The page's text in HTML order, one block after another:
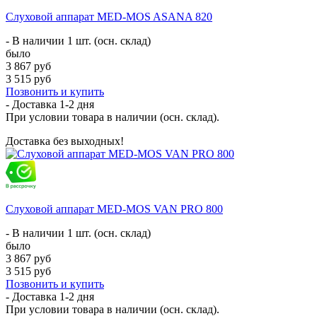
Слуховой аппарат MED-MOS ASANA 820
- В наличии 1 шт. (осн. склад)
было
3 867 руб
3 515 руб
Позвонить и купить
- Доставка 1-2 дня
При условии товара в наличии (осн. склад).
Доставка без выходных!
Слуховой аппарат MED-MOS VAN PRO 800
- В наличии 1 шт. (осн. склад)
было
3 867 руб
3 515 руб
Позвонить и купить
- Доставка 1-2 дня
При условии товара в наличии (осн. склад).